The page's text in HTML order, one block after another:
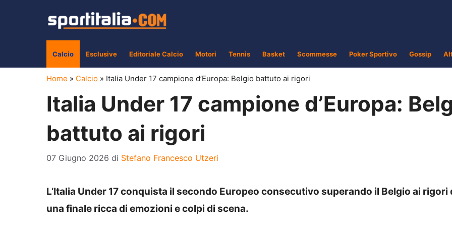
Calcio Esclusive Editoriale Calcio Motori Tennis Basket Scommesse Poker Sportivo Gossip
Home » Calcio » Italia Under 17 campione d’Europa: Belgio battuto ai rigori
Italia Under 17 campione d’Europa:
battuto ai rigori
07 Giugno 2026 di Stefano Francesco Utzeri
L’Italia Under 17 conquista il secondo Europeo consecutivo superando il Belgio ai rigori
una finale ricca di emozioni e colpi di scena.